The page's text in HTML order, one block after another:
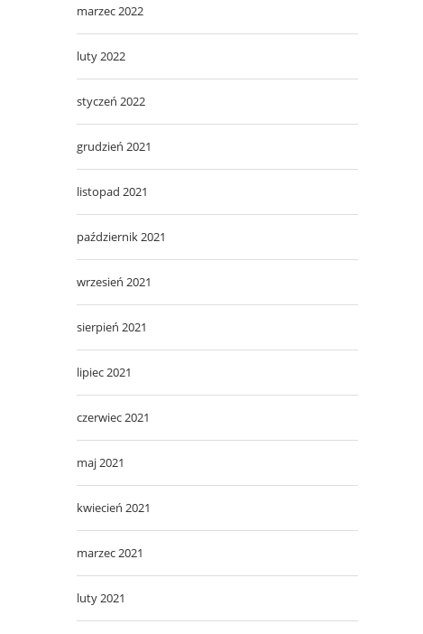
marzec 2022
luty 2022
styczeń 2022
grudzień 2021
listopad 2021
październik 2021
wrzesień 2021
sierpień 2021
lipiec 2021
czerwiec 2021
maj 2021
kwiecień 2021
marzec 2021
luty 2021